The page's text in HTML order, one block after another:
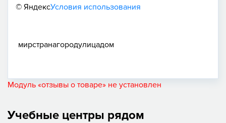
© ЯндексУсловия использования
мирстранагородулицадом
Модуль «отзывы о товаре» не установлен
Учебные центры рядом